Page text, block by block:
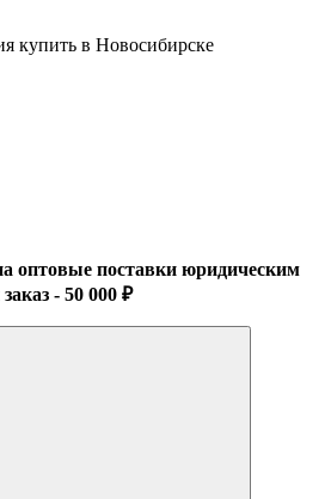
оптовые поставки юридическим
- 50 000 ₽